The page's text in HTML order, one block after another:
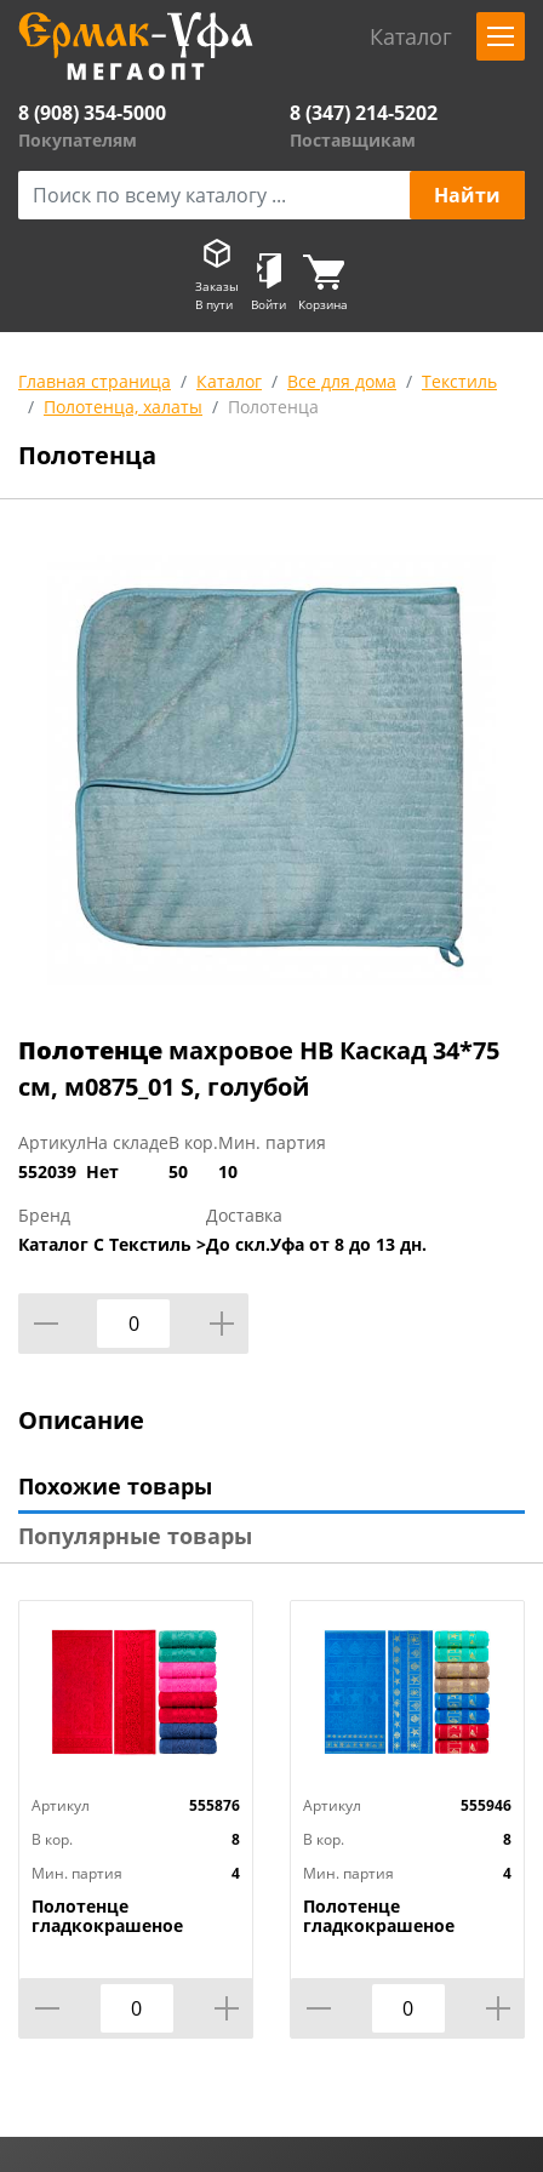
Каталог
8 (908) 354-5000
Покупателям
8 (347) 214-5202
Поставщикам
Заказы
В пути
Войти Корзина
Главная страница Каталог Все для дома
Текстиль
Полотенца, халаты
Полотенца
Полотенца
Полотенце махровое НВ Каскад 34*75
см, м0875_01 S, голубой
Артикул
552039
На складе
Нет
В кор.
50
Мин. партия
10
Бренд
Каталог С Текстиль >
Доставка
До скл.Уфа от 8 до 13 дн.
Описание
Похожие товары
Популярные товары
Артикул
555876
В кор.
8
Мин. партия
4
Полотенце
гладкокрашеное
Артикул
555946
В кор.
8
Мин. партия
4
Полотенце
гладкокрашеное